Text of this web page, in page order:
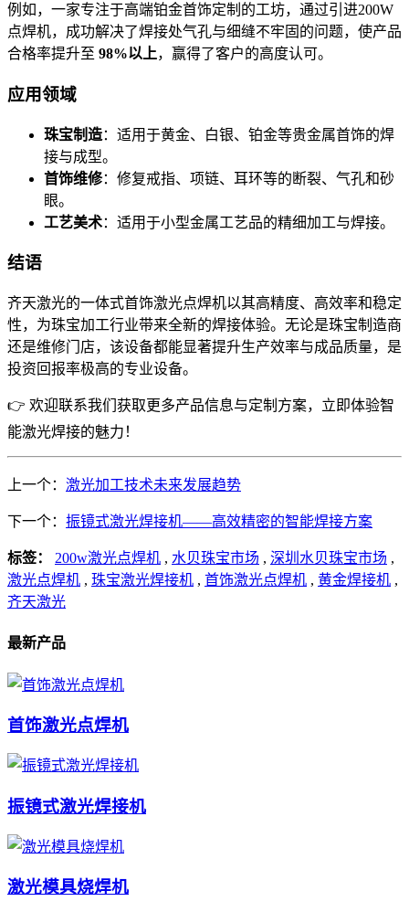
例如，一家专注于高端铂金首饰定制的工坊，通过引进200W
点焊机，成功解决了焊接处气孔与细缝不牢固的问题，使产品
合格率提升至 98%以上，赢得了客户的高度认可。
应用领域
珠宝制造：适用于黄金、白银、铂金等贵金属首饰的焊
接与成型。
首饰维修：修复戒指、项链、耳环等的断裂、气孔和砂
眼。
工艺美术：适用于小型金属工艺品的精细加工与焊接。
结语
齐天激光的一体式首饰激光点焊机以其高精度、高效率和稳定
性，为珠宝加工行业带来全新的焊接体验。无论是珠宝制造商
还是维修门店，该设备都能显著提升生产效率与成品质量，是
投资回报率极高的专业设备。
👉 欢迎联系我们获取更多产品信息与定制方案，立即体验智
能激光焊接的魅力！
上一个： 激光加工技术未来发展趋势
下一个： 振镜式激光焊接机——高效精密的智能焊接方案
标签： 200w激光点焊机 , 水贝珠宝市场 , 深圳水贝珠宝市场 ,
激光点焊机 , 珠宝激光焊接机 , 首饰激光点焊机 , 黄金焊接机 ,
齐天激光
最新产品
首饰激光点焊机
振镜式激光焊接机
激光模具烧焊机